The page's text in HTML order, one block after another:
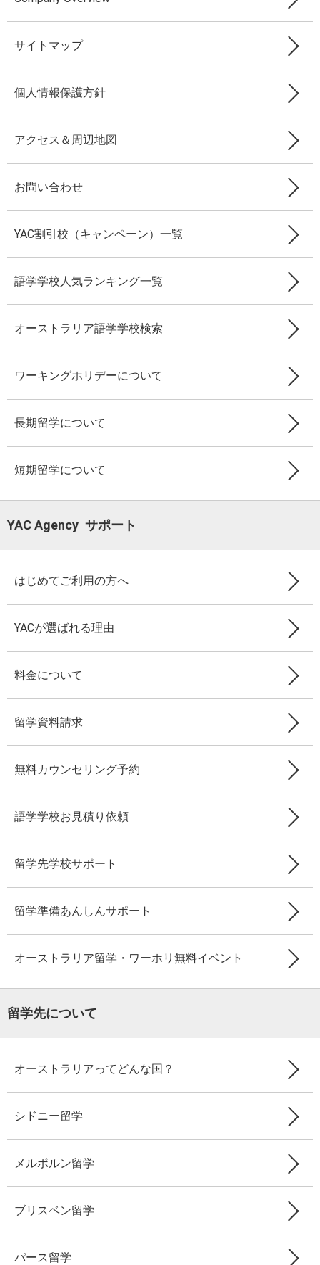
サイトマップ
個人情報保護方針
アクセス＆周辺地図
お問い合わせ
YAC割引校（キャンペーン）一覧
語学学校人気ランキング一覧
オーストラリア語学学校検索
ワーキングホリデーについて
長期留学について
短期留学について
YAC Agency サポート
はじめてご利用の方へ
YACが選ばれる理由
料金について
留学資料請求
無料カウンセリング予約
語学学校お見積り依頼
留学先学校サポート
留学準備あんしんサポート
オーストラリア留学・ワーホリ無料イベント
留学先について
オーストラリアってどんな国？
シドニー留学
メルボルン留学
ブリスベン留学
パース留学